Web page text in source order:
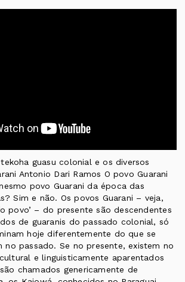
tekoha guasu colonial e os diversos
Antonio Dari Ramos O povo Guarani
povo Guarani da época das
Sim e não. Os povos Guarani – veja,
povo’ – do presente são descendentes
de guaranis do passado colonial, só
hoje diferentemente do que se
no passado. Se no presente, existem no
e linguisticamente aparentados
chamados genericamente de